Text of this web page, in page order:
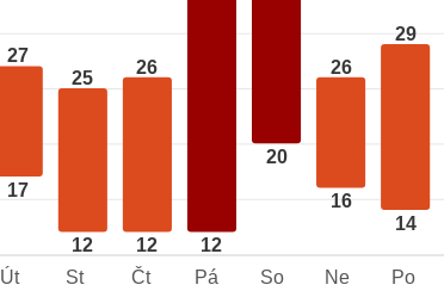
27
17
25
12
26
12 12
20
26
16
29
14
Út St Čt Pá So Ne Po